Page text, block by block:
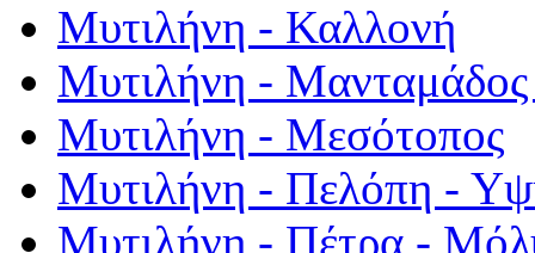
Μυτιλήνη - Καλλονή
Μυτιλήνη - Μανταμάδος
Μυτιλήνη - Μεσότοπος
Μυτιλήνη - Πελόπη -
Μυτιλήνη - Πέτρα -